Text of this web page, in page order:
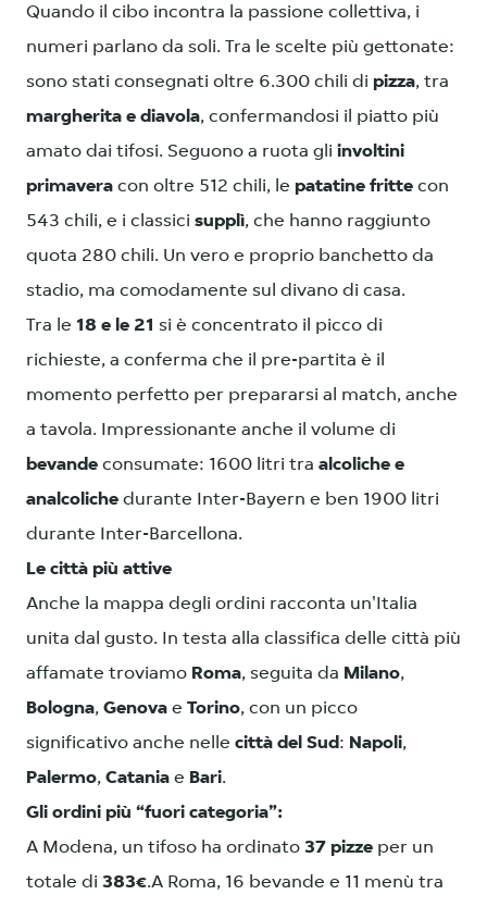
Quando il cibo incontra la passione collettiva, i
numeri parlano da soli. Tra le scelte più gettonate:
sono stati consegnati oltre 6.300 chili di pizza, tra
margherita e diavola, confermandosi il piatto più
amato dai tifosi. Seguono a ruota gli involtini
primavera con oltre 512 chili, le patatine fritte con
543 chili, e i classici supplì, che hanno raggiunto
quota 280 chili. Un vero e proprio banchetto da
stadio, ma comodamente sul divano di casa.
Tra le 18 e le 21 si è concentrato il picco di
richieste, a conferma che il pre-partita è il
momento perfetto per prepararsi al match, anche
a tavola. Impressionante anche il volume di
bevande consumate: 1600 litri tra alcoliche e
analcoliche durante Inter-Bayern e ben 1900 litri
durante Inter-Barcellona.
Le città più attive
Anche la mappa degli ordini racconta un'Italia
unita dal gusto. In testa alla classifica delle città più
affamate troviamo Roma, seguita da Milano,
Bologna, Genova e Torino, con un picco
significativo anche nelle città del Sud: Napoli,
Palermo, Catania e Bari.
Gli ordini più “fuori categoria”:
A Modena, un tifoso ha ordinato 37 pizze per un
totale di 383€.A Roma, 16 bevande e 11 menù tra